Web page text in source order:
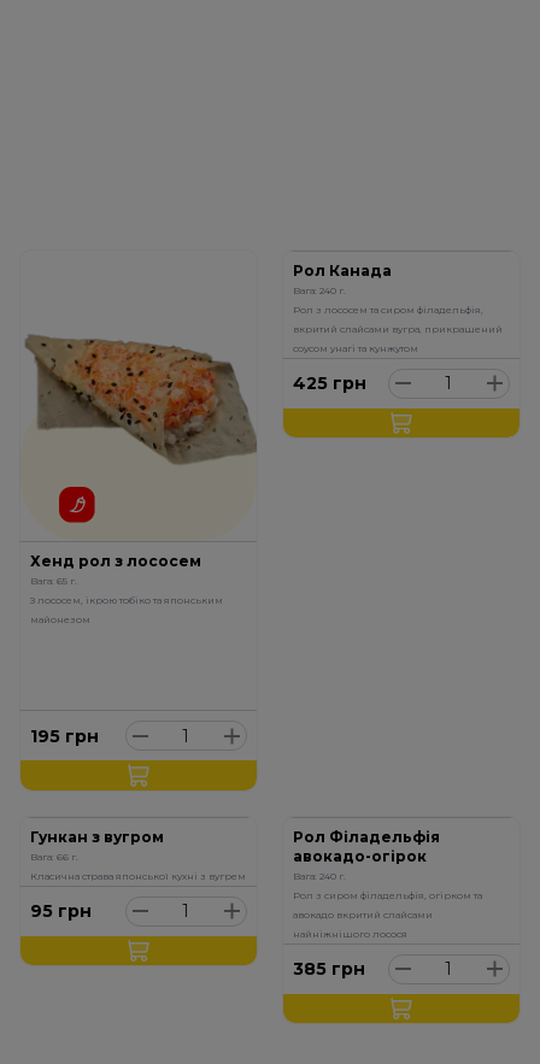
Хенд рол з лососем
Вага: 65 г.
З лососем, ікрою тобіко та японським
майонезом
195 грн
Рол Канада
Вага: 240 г.
Рол з лососем та сиром філадельфія,
вкритий слайсами вугра, прикрашений
соусом унагі та кунжутом
425 грн
Гункан з вугром
Вага: 66 г.
Класична страва японської кухні з вугрем
95 грн
Рол Філадельфія
авокадо-огірок
Вага: 240 г.
Рол з сиром філадельфія, огірком та
авокадо вкритий слайсами
найніжнішого лосося
385 грн